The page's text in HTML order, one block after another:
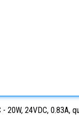
20W, 24VDC, 0.83A,